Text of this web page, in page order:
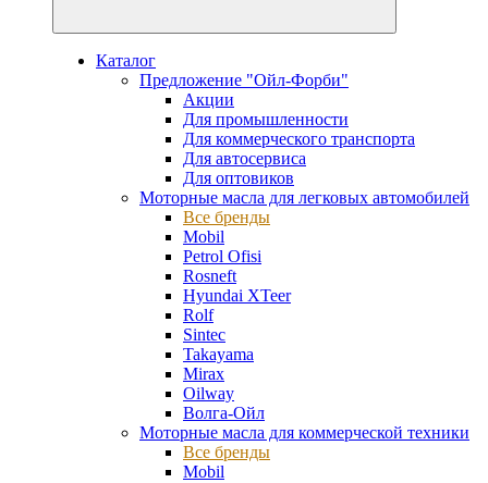
Каталог
Предложение "Ойл-Форби"
Акции
Для промышленности
Для коммерческого транспорта
Для автосервиса
Для оптовиков
Моторные масла для легковых автомобилей
Все бренды
Mobil
Petrol Ofisi
Rosneft
Hyundai XTeer
Rolf
Sintec
Takayama
Mirax
Oilway
Волга-Ойл
Моторные масла для коммерческой техники
Все бренды
Mobil